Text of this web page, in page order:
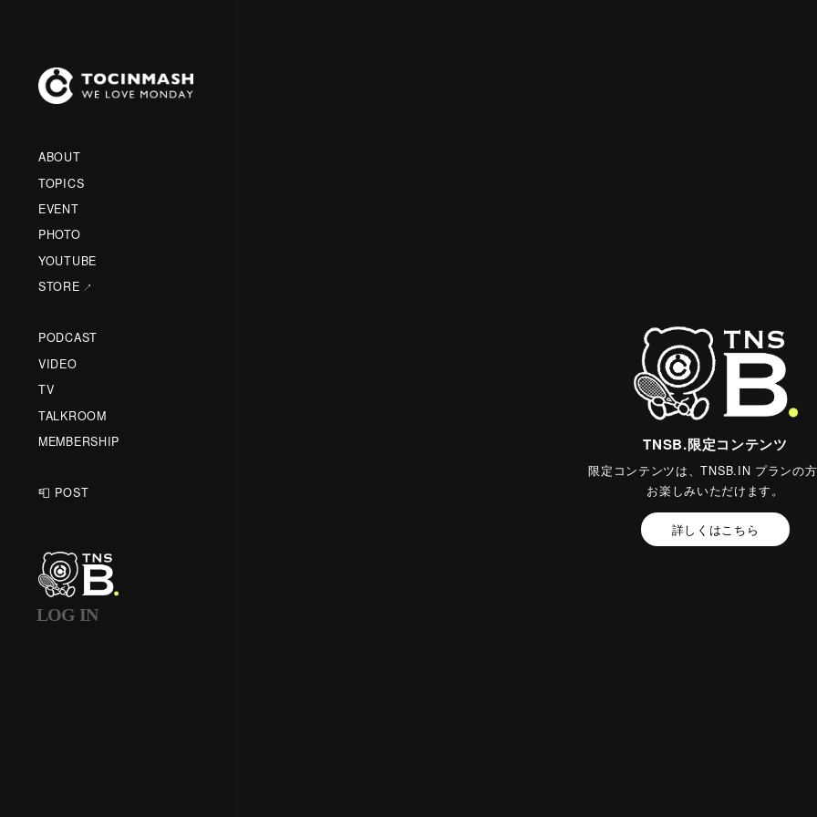
ABOUT
TOPICS
EVENT
PHOTO
YOUTUBE
STORE
PODCAST
VIDEO
TV
TALKROOM
MEMBERSHIP
📮 POST
LOG IN
TNSB.限定コンテンツ
限定コンテンツは、TNSB.IN プランの
お楽しみいただけます。
詳しくはこちら